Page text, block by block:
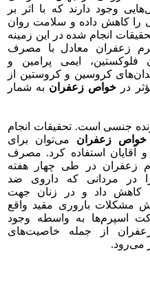
وجود دارند که با اثر بر
را کاهش داده و سلامت روان
انجام شده در این زمینه
۳۰ میلی گرم زعفران معادل با مصرف
فلوکستین، ایمی پرامین و
کروسین و کروستین از
در خواص زعفران به شمار
جنسی است. تحقیقات انجام
خواص زعفران می‌توان برای
آقایان استفاده کرد. مصرف
۳۰ میلی گرم زعفران در طی چهار هفته
را در مردانی که داروی ضد
کاهش داد و در زنان جهت
مشکلات باروری مقید واقع
اسپرم‌ها به واسطه وجود
زعفران از جمله خاصیت‌های
می‌رود.